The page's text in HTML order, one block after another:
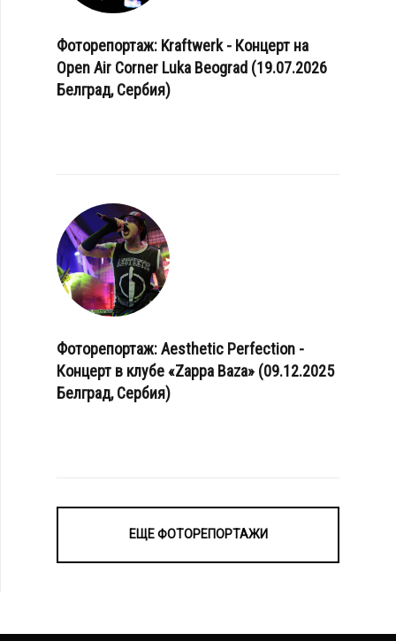
Фоторепортаж: Kraftwerk - Концерт на
Open Air Corner Luka Beograd (19.07.2026
Белград, Сербия)
Фоторепортаж: Aesthetic Perfection -
Концерт в клубе «Zappa Baza» (09.12.2025
Белград, Сербия)
ЕЩЕ ФОТОРЕПОРТАЖИ